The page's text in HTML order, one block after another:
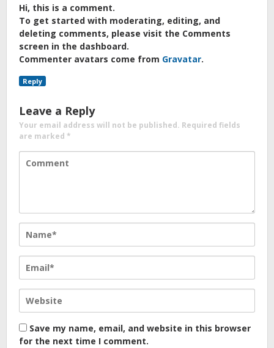
Hi, this is a comment.
To get started with moderating, editing, and
deleting comments, please visit the Comments
screen in the dashboard.
Commenter avatars come from Gravatar.
Reply
Leave a Reply
Your email address will not be published. Required fields
are marked *
Save my name, email, and website in this browser
for the next time I comment.